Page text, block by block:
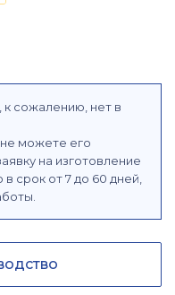
к сожалению, нет в
можете его
на изготовление
срок от 7 до 60 дней,